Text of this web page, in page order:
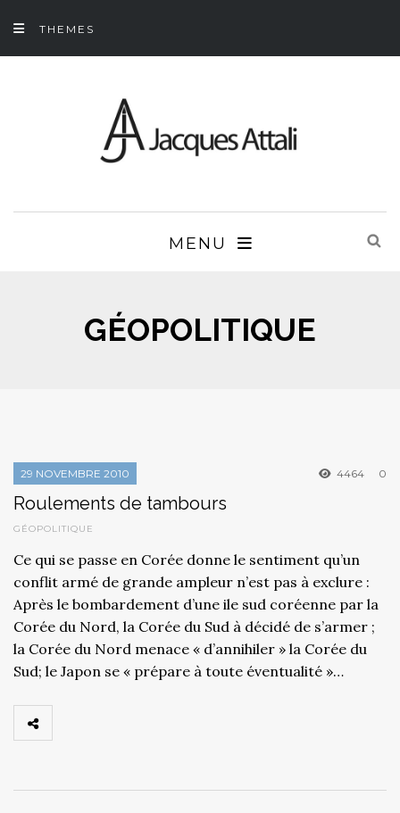
THEMES
MENU
GÉOPOLITIQUE
29 NOVEMBRE 2010 4464 0
Roulements de tambours
GÉOPOLITIQUE
Ce qui se passe en Corée donne le sentiment qu’un
conflit armé de grande ampleur n’est pas à exclure :
Après le bombardement d’une ile sud coréenne par la
Corée du Nord, la Corée du Sud à décidé de s’armer ;
la Corée du Nord menace « d’annihiler » la Corée du
Sud; le Japon se « prépare à toute éventualité »…